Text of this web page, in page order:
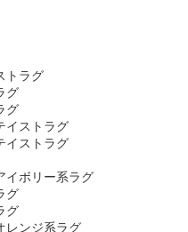
トラグ
グ
グ
イストラグ
イストラグ
イボリー系ラグ
グ
グ
レンジ系ラグ